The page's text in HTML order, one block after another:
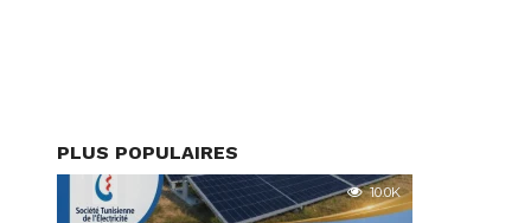
PLUS POPULAIRES
10.0K